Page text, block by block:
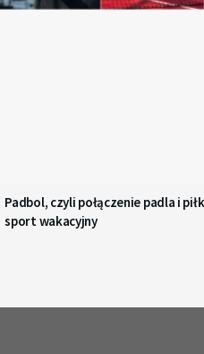
Padbol, czyli połączenie padla i
sport wakacyjny